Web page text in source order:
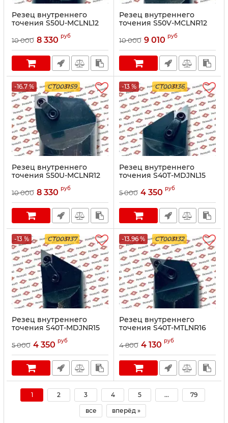
Резец внутреннего
точения S50U-MCLNL12
10 000 8 330 руб
Резец внутреннего
точения S50V-MCLNR12
10 000 9 010 руб
-16.7 % CT003159
Резец внутреннего
точения S50U-MCLNR12
10 000 8 330 руб
-13 % CT003136
Резец внутреннего
точения S40T-MDJNL15
5 000 4 350 руб
-13 % CT003137
Резец внутреннего
точения S40T-MDJNR15
5 000 4 350 руб
-13.96 % CT003132
Резец внутреннего
точения S40T-MTLNR16
4 800 4 130 руб
1 2 3 4 5 ... 79
все вперёд »